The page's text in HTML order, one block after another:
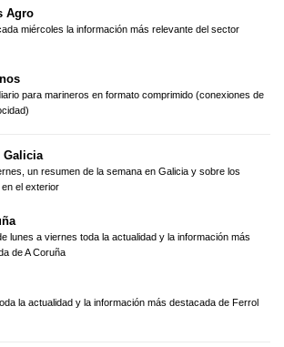
Agro
miércoles la información más relevante del sector
para marineros en formato comprimido (conexiones de
Galicia
un resumen de la semana en Galicia y sobre los
el exterior
lunes a viernes toda la actualidad y la información más
de A Coruña
la actualidad y la información más destacada de Ferrol